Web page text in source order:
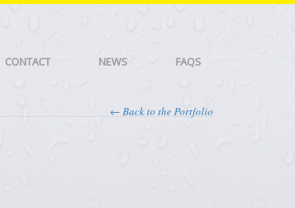
CONTACT NEWS FAQS
← Back to the Portfolio